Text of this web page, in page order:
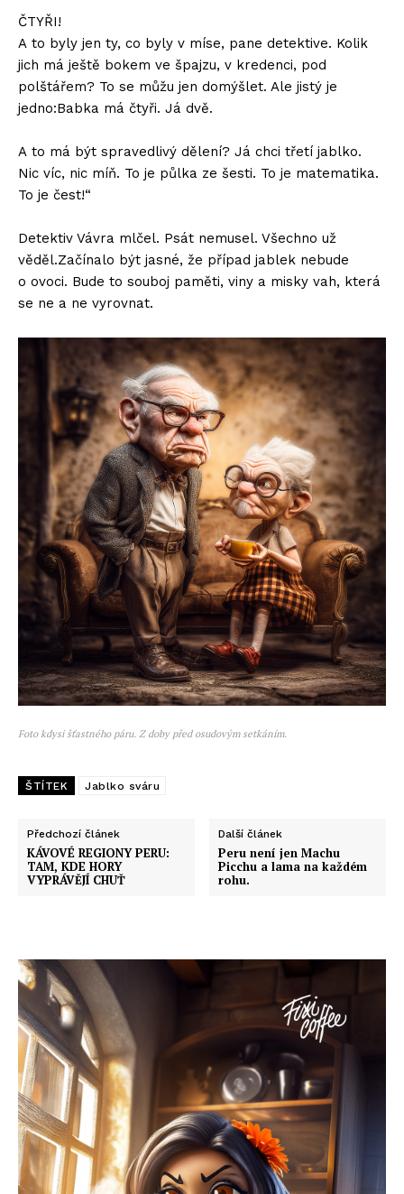
ČTYŘI!
A to byly jen ty, co byly v míse, pane detektive. Kolik
jich má ještě bokem ve špajzu, v kredenci, pod
polštářem? To se můžu jen domýšlet. Ale jistý je
jedno:Babka má čtyři. Já dvě.
A to má být spravedlivý dělení? Já chci třetí jablko.
Nic víc, nic míň. To je půlka ze šesti. To je matematika.
To je čest!“
Detektiv Vávra mlčel. Psát nemusel. Všechno už
věděl.Začínalo být jasné, že případ jablek nebude
o ovoci. Bude to souboj paměti, viny a misky vah, která
se ne a ne vyrovnat.
Foto kdysi šťastného páru. Z doby před osudovým setkáním.
ŠTÍTEK Jablko sváru
Předchozí článek
KÁVOVÉ REGIONY PERU:
TAM, KDE HORY
VYPRÁVĚJÍ CHUŤ
Další článek
Peru není jen Machu
Picchu a lama na každém
rohu.